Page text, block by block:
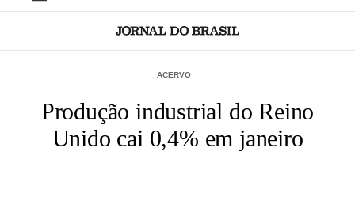
ACERVO
Produção industrial do Reino
Unido cai 0,4% em janeiro